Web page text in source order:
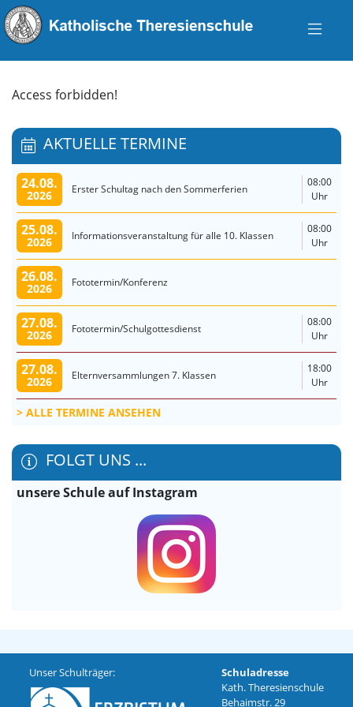
Access forbidden!
AKTUELLE TERMINE
24.08.
2026 Erster Schultag nach den Sommerferien
08:00
Uhr
25.08.
2026 Informationsveranstaltung für alle 10. Klassen
08:00
Uhr
26.08.
2026 Fototermin/Konferenz
27.08.
2026 Fototermin/Schulgottesdienst
08:00
Uhr
27.08.
2026 Elternversammlungen 7. Klassen
18:00
Uhr
ALLE TERMINE ANSEHEN
FOLGT UNS ...
unsere Schule auf Instagram
Unser Schulträger:
Schuladresse
Kath. Theresienschule
Behaimstr. 29